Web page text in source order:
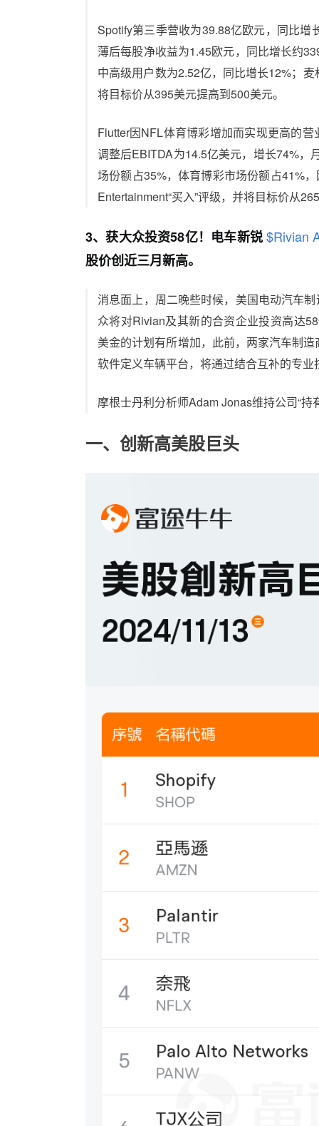
Spotify第三季营收为39.88亿欧元，同比
薄后每股净收益为1.45欧元，同比增长约
中高级用户数为2.52亿，同比增长12%；
将目标价从395美元提高到500美元。
Flutter因NFL体育博彩增加而实现更高的
调整后EBITDA为14.5亿美元，增长74%，
场份额占35%，体育博彩市场份额占41%
Entertainment“买入”评级，并将目标价从
3、获大众投资58亿！电车新锐$Rivian
股价创近三月新高。
消息面上，周二晚些时候，美国电动汽车
众将对Rivian及其新的合资企业投资高达
美金的计划有所增加，此前，两家汽车制
软件定义车辆平台，将通过结合互补的专
摩根士丹利分析师Adam Jonas维持公司“持
一、创新高美股巨头